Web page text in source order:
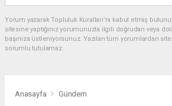
Yorum yazarak Topluluk Kuralları’nı kabul etmiş
sitesine yaptığınız yorumunuzla ilgili doğrudan veya
başınıza üstleniyorsunuz. Yazılan tüm yorumlardan
sorumlu tutulamaz.
Anasayfa Gündem